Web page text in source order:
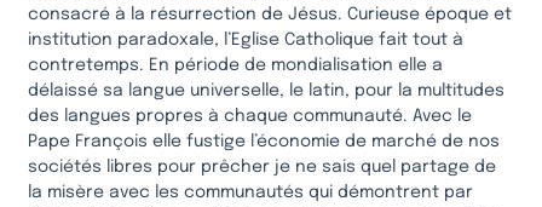
consacré à la résurrection de Jésus. Curieuse époque et
institution paradoxale, l’Eglise Catholique fait tout à
contretemps. En période de mondialisation elle a
délaissé sa langue universelle, le latin, pour la multitudes
des langues propres à chaque communauté. Avec le
Pape François elle fustige l’économie de marché de nos
sociétés libres pour prêcher je ne sais quel partage de
la misère avec les communautés qui démontrent par